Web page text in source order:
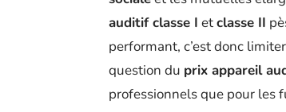
auditif classe I etclasse II
performant, c’est donc
question du prix appareil
professionnels que pour les